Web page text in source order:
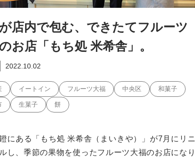
店内で包む、できたてフルーツ
お店「もち処 米希舎」。
2022.10.02
イートイン フルーツ大福 中央区 和菓子
生菓子 餅
にある「もち処 米希舎（まいきや）」が7月にリニ
し、季節の果物を使ったフルーツ大福のお店になり